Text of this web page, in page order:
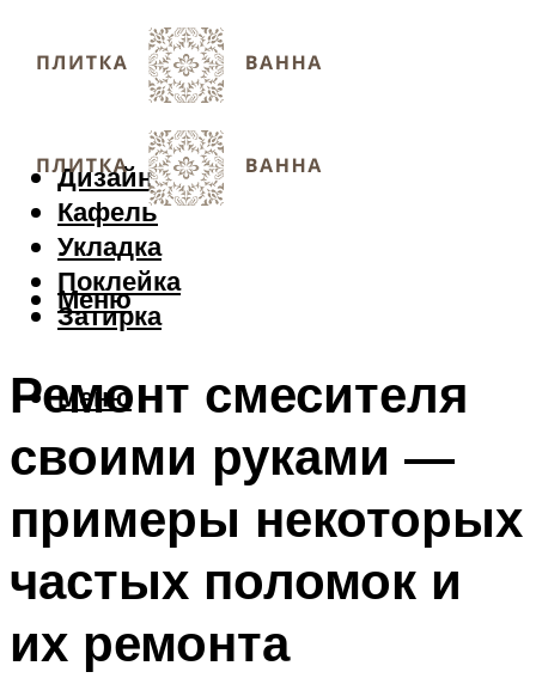
Дизайн
Кафель
Укладка
Поклейка
Затирка
Меню
Меню
Ремонт смесителя
своими руками —
примеры некоторых
частых поломок и
их ремонта